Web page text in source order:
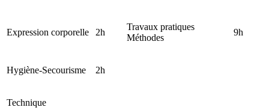
Expression corporelle 2h
Travaux pratiques
Méthodes
9h
Hygiène-Secourisme 2h
Technique